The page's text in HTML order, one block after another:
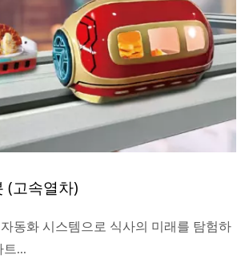
(고속열차)
동화 시스템으로 식사의 미래를 탐험하
트...